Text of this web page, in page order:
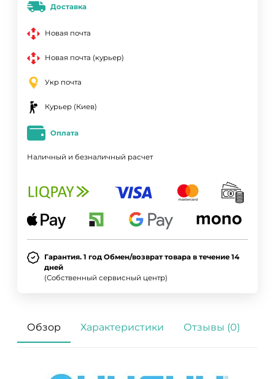
Доставка
Новая почта
Новая почта (курьер)
Укр почта
Курьер (Киев)
Оплата
Наличный и безналичный расчет
Гарантия. 1 год Обмен/возврат товара в течение 14
дней
(Собственный сервисный центр)
Обзор Характеристики Отзывы (0)